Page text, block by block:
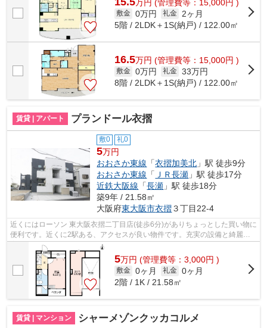
万円 (管理費等：15,000円 )
敷金 0万円 礼金
2ヶ月
5階 / 2LDK＋1S(納戸) / 122.00㎡
16.5万円 (管理費等：15,000円 )
敷金 0万円 礼金 33万円
8階 / 2LDK＋1S(納戸) / 122.00㎡
賃貸 | アパート プランドール衣摺
敷0 礼0
5万円
おおさか東線 「衣摺加美北 」駅 徒歩9分
おおさか東線 「 ＪＲ長瀬 」駅 徒歩17分
近鉄大阪線 「長瀬 」駅 徒歩18分
築9年 / 21.58㎡
大阪府東大阪市衣摺３丁目22-4
近くにはローソン 東大阪衣摺二丁目店(徒歩6分)がありちょっとした買い物に
便利です。近くに2駅ある、アクセスが良い物件です。充実の設備と綺麗な
室内を兼ね備えた、2017年築の物件で...
5万円 (管理費等：3,000円 )
敷金 0ヶ月 礼金 0ヶ月
2階 / 1K / 21.58㎡
賃貸 | マンション シャーメゾンクッカコルメ